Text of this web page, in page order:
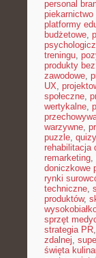
personal
piekarnictwo
platformy
budżetowe,
treningu,
produkty
zawodowe,
UX,
społeczne,
wertykalne,
warzywne,
puzzle, quizy
rehabilitacja
remarketing,
doniczkowe
rynki
techniczne,
produktów,
sprzęt
strategia PR,
zdalnej,
święta